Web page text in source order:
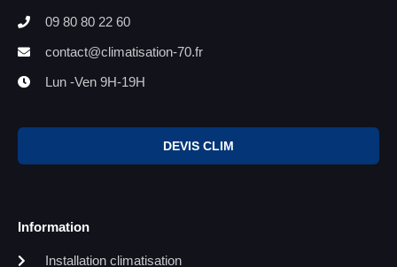
09 80 80 22 60
contact@climatisation-70.fr
Lun -Ven 9H-19H
DEVIS CLIM
Information
Installation climatisation